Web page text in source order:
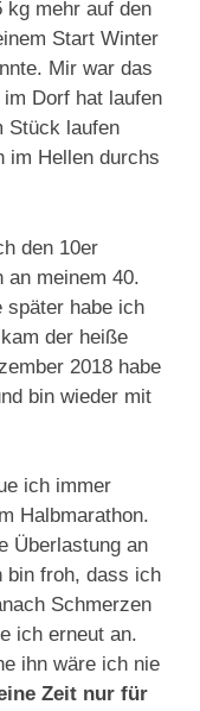
kg mehr auf den
Start Winter
Mir war das
Dorf hat laufen
Stück laufen
im Hellen durchs
den 10er
an meinem 40.
später habe ich
der heiße
2018 habe
bin wieder mit
ich immer
Halbmarathon.
Überlastung an
bin froh, dass ich
Schmerzen
ich erneut an.
ihn wäre ich nie
Zeit nur für